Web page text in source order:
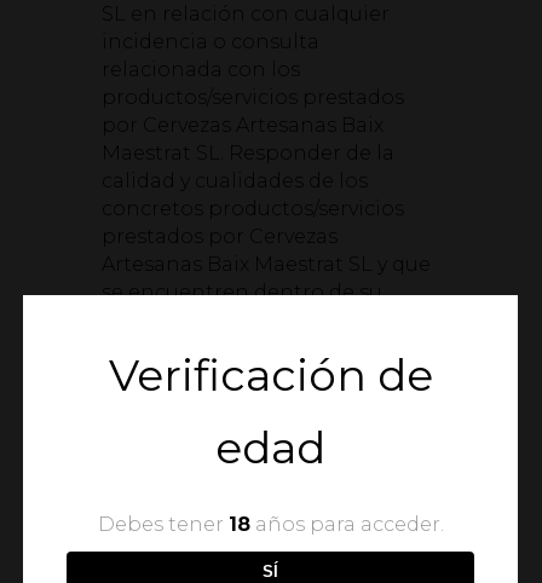
SL en relación con cualquier
incidencia o consulta
relacionada con los
productos/servicios prestados
por Cervezas Artesanas Baix
Maestrat SL. Responder de la
calidad y cualidades de los
concretos productos/servicios
prestados por Cervezas
Artesanas Baix Maestrat SL y que
se encuentren dentro de su
El Usuario del Portal en general,
acceda al mismo, se registre o
solicite servicios prestados por
Cervezas Artesanas Baix Maestrat
Verificación de
edad
Debes tener 18años para acceder.
SÍ